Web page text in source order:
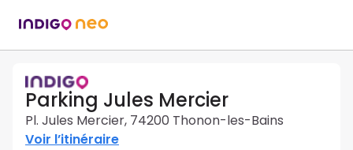
Parking Jules Mercier
Pl. Jules Mercier, 74200 Thonon-les-Bains
Voir l’itinéraire